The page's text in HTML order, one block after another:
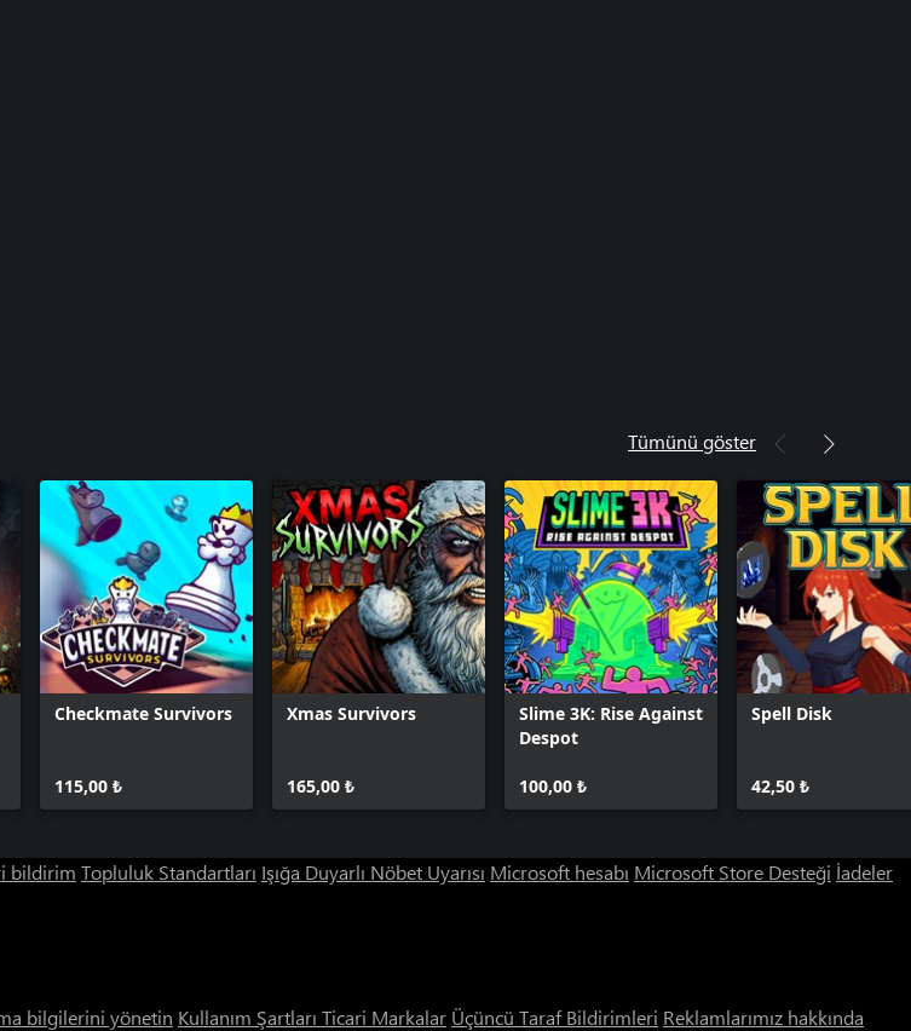
Tümünü göster
Checkmate Survivors
115,00 ₺
Xmas Survivors
165,00 ₺
Slime 3K: Rise Against
Despot
100,00 ₺
Spell Disk
42,50 ₺
bildirim Topluluk Standartları Işığa Duyarlı Nöbet Uyarısı Microsoft hesabı Microsoft Store Desteği İadeler
bilgilerini yönetin Kullanım Şartları Ticari Markalar Üçüncü Taraf Bildirimleri Reklamlarımız hakkında